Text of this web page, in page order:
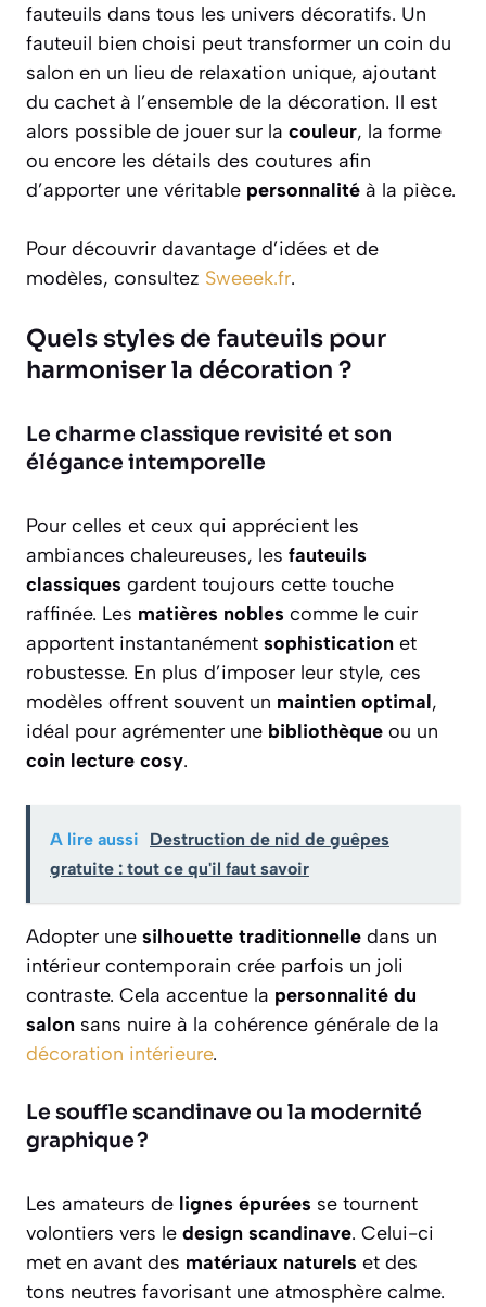
fauteuils dans tous les univers décoratifs. Un
fauteuil bien choisi peut transformer un coin du
salon en un lieu de relaxation unique, ajoutant
du cachet à l’ensemble de la décoration. Il est
alors possible de jouer sur la couleur, la forme
ou encore les détails des coutures afin
d’apporter une véritable personnalité à la pièce.
Pour découvrir davantage d’idées et de
modèles, consultez Sweeek.fr.
Quels styles de fauteuils pour
harmoniser la décoration ?
Le charme classique revisité et son
élégance intemporelle
Pour celles et ceux qui apprécient les
ambiances chaleureuses, les fauteuils
classiques gardent toujours cette touche
raffinée. Les matières nobles comme le cuir
apportent instantanément sophistication et
robustesse. En plus d’imposer leur style, ces
modèles offrent souvent un maintien optimal,
idéal pour agrémenter une bibliothèque ou un
coin lecture cosy.
A lire aussi
Destruction de nid de guêpes
gratuite : tout ce qu'il faut savoir
Adopter une silhouette traditionnelle dans un
intérieur contemporain crée parfois un joli
contraste. Cela accentue la personnalité du
salon sans nuire à la cohérence générale de la
décoration intérieure.
Le souffle scandinave ou la modernité
graphique ?
Les amateurs de lignes épurées se tournent
volontiers vers le design scandinave. Celui-ci
met en avant des matériaux naturels et des
tons neutres favorisant une atmosphère calme.